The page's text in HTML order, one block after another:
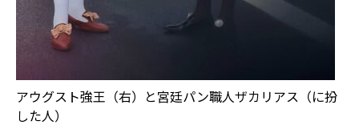
アウグスト強王（右）と宮廷パン職人ザカリアス（に扮
した人）